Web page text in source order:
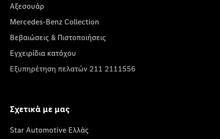
Αξεσουάρ
Mercedes-Benz Collection
Βεβαιώσεις & Πιστοποιήσεις
Εγχειρίδια κατόχου
Εξυπηρέτηση πελατών 211 2111556
Σχετικά με μας
Star Automotive Ελλάς